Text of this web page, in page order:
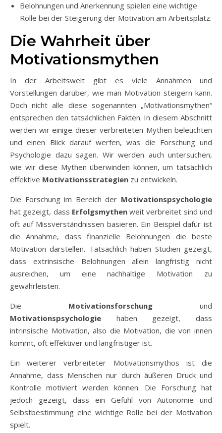
Belohnungen und Anerkennung spielen eine wichtige
Rolle bei der Steigerung der Motivation am Arbeitsplatz.
Die Wahrheit über
Motivationsmythen
In der Arbeitswelt gibt es viele Annahmen und
Vorstellungen darüber, wie man Motivation steigern kann.
Doch nicht alle diese sogenannten „Motivationsmythen“
entsprechen den tatsächlichen Fakten. In diesem Abschnitt
werden wir einige dieser verbreiteten Mythen beleuchten
und einen Blick darauf werfen, was die Forschung und
Psychologie dazu sagen. Wir werden auch untersuchen,
wie wir diese Mythen überwinden können, um tatsächlich
effektive Motivationsstrategien zu entwickeln.
Die Forschung im Bereich der Motivationspsychologie
hat gezeigt, dass Erfolgsmythenweit verbreitet sind und
oft auf Missverständnissen basieren. Ein Beispiel dafür ist
die Annahme, dass finanzielle Belohnungen die beste
Motivation darstellen. Tatsächlich haben Studien gezeigt,
dass extrinsische Belohnungen allein langfristig nicht
ausreichen, um eine nachhaltige Motivation zu
gewährleisten.
Die Motivationsforschung und
Motivationspsychologie haben gezeigt, dass
intrinsische Motivation, also die Motivation, die von innen
kommt, oft effektiver und langfristiger ist.
Ein weiterer verbreiteter Motivationsmythos ist die
Annahme, dass Menschen nur durch äußeren Druck und
Kontrolle motiviert werden können. Die Forschung hat
jedoch gezeigt, dass ein Gefühl von Autonomie und
Selbstbestimmung eine wichtige Rolle bei der Motivation
spielt.